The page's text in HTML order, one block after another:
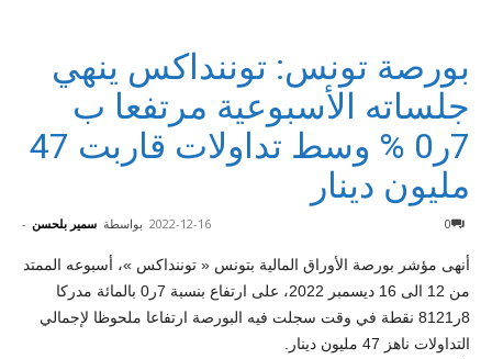
بورصة تونس: توننداكس ينهي
جلساته الأسبوعية مرتفعا ب
7ر0 % وسط تداولات قاربت 47
مليون دينار
بواسطة سمير بلحسن - 2022-12-16 0
أنهى مؤشر بورصة الأوراق المالية بتونس « توننداكس »، أسبوعه الممتد
من 12 الى 16 ديسمبر 2022، على ارتفاع بنسبة 7ر0 بالمائة مدركا
8ر8121 نقطة في وقت سجلت فيه البورصة ارتفاعا ملحوظا لإجمالي
التداولات ناهز 47 مليون دينار.